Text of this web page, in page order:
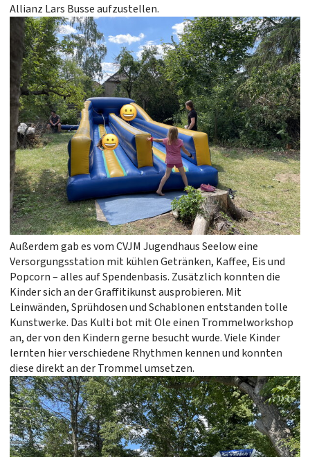
Allianz Lars Busse aufzustellen.
Außerdem gab es vom CVJM Jugendhaus Seelow eine
Versorgungsstation mit kühlen Getränken, Kaffee, Eis und
Popcorn – alles auf Spendenbasis. Zusätzlich konnten die
Kinder sich an der Graffitikunst ausprobieren. Mit
Leinwänden, Sprühdosen und Schablonen entstanden tolle
Kunstwerke. Das Kulti bot mit Ole einen Trommelworkshop
an, der von den Kindern gerne besucht wurde. Viele Kinder
lernten hier verschiedene Rhythmen kennen und konnten
diese direkt an der Trommel umsetzen.